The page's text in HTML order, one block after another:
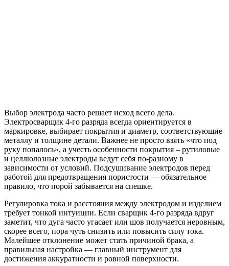
Выбор электрода часто решает исход всего дела.
Электросварщик 4-го разряда всегда ориентируется в
маркировке, выбирает покрытия и диаметр, соответствующие
металлу и толщине детали. Важнее не просто взять «что под
руку попалось», а учесть особенности покрытия – рутиловые
и целлюлозные электроды ведут себя по-разному в
зависимости от условий. Подсушивание электродов перед
работой для предотвращения пористости — обязательное
правило, что порой забывается на спешке.
Регулировка тока и расстояния между электродом и изделием
требует тонкой интуиции. Если сварщик 4-го разряда вдруг
заметит, что дуга часто угасает или шов получается неровным,
скорее всего, пора чуть снизить или повысить силу тока.
Малейшее отклонение может стать причиной брака, а
правильная настройка — главный инструмент для
достижения аккуратности и ровной поверхности.